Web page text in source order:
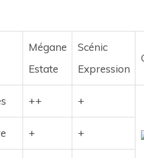
Mégane
Estate
Scénic
Expression
++ +
+ +